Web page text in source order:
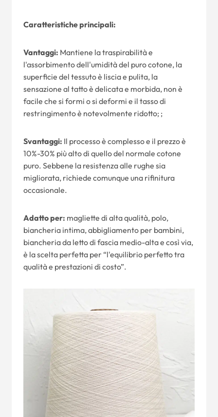
Caratteristiche principali:
Vantaggi: Mantiene la traspirabilità e
l'assorbimento dell'umidità del puro cotone, la
superficie del tessuto è liscia e pulita, la
sensazione al tatto è delicata e morbida, non è
facile che si formi o si deformi e il tasso di
restringimento è notevolmente ridotto; ;
Svantaggi: Il processo è complesso e il prezzo è
10%-30% più alto di quello del normale cotone
puro. Sebbene la resistenza alle rughe sia
migliorata, richiede comunque una rifinitura
occasionale.
Adatto per: magliette di alta qualità, polo,
biancheria intima, abbigliamento per bambini,
biancheria da letto di fascia medio-alta e così via,
è la scelta perfetta per “l'equilibrio perfetto tra
qualità e prestazioni di costo”.